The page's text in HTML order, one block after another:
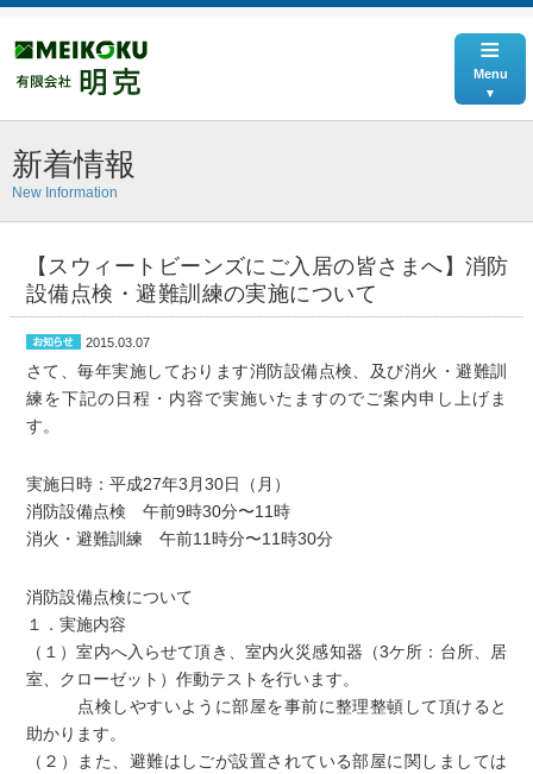
≡
Menu
新着情報
New Information
【スウィートビーンズにご入居の皆さまへ】消防
設備点検・避難訓練の実施について
2015.03.07
さて、毎年実施しております消防設備点検、及び消火・避難訓
練を下記の日程・内容で実施いたますのでご案内申し上げま
す。
実施日時：平成27年3月30日（月）
消防設備点検 午前9時30分〜11時
消火・避難訓練 午前11時分〜11時30分
消防設備点検について
１．実施内容
（１）室内へ入らせて頂き、室内火災感知器（3ケ所：台所、居
室、クローゼット）作動テストを行います。
点検しやすいように部屋を事前に整理整頓して頂けると
助かります。
（２）また、避難はしごが設置されている部屋に関しましては